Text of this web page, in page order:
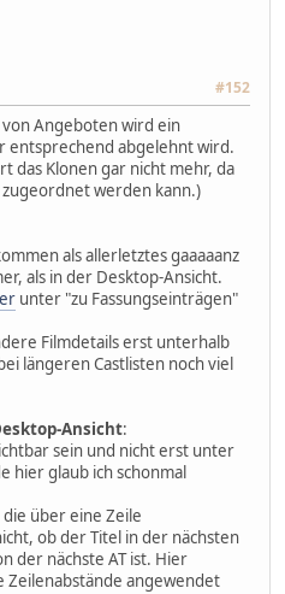
#152
Angeboten wird ein
entsprechend abgelehnt wird.
das Klonen gar nicht mehr, da
werden kann.)
als allerletztes gaaaaanz
als in der Desktop-Ansicht.
unter "zu Fassungseinträgen"
Filmdetails erst unterhalb
längeren Castlisten noch viel
Ansicht:
sein und nicht erst unter
hier glaub ich schonmal
über eine Zeile
ob der Titel in der nächsten
der nächste AT ist. Hier
Zeilenabstände angewendet